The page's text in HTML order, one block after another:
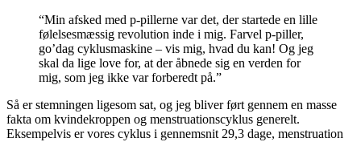
“Min afsked med p-pillerne var det, der startede en lille
følelsesmæssig revolution inde i mig. Farvel p-piller,
go’dag cyklusmaskine – vis mig, hvad du kan! Og jeg
skal da lige love for, at der åbnede sig en verden for
mig, som jeg ikke var forberedt på.”
Så er stemningen ligesom sat, og jeg bliver ført gennem en masse
fakta om kvindekroppen og menstruationscyklus generelt.
Eksempelvis er vores cyklus i gennemsnit 29,3 dage, menstruation